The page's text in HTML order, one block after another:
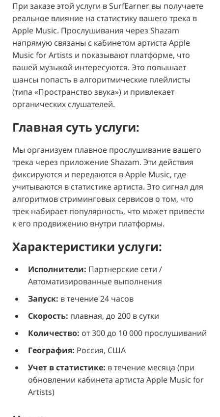
При заказе этой услуги в SurfEarner вы получаете
реальное влияние на статистику вашего трека в
Apple Music. Прослушивания через Shazam
напрямую связаны с кабинетом артиста Apple
Music for Artists и показывают платформе, что
вашей музыкой интересуются. Это повышает
шансы попасть в алгоритмические плейлисты
(типа «Пространство звука») и привлекает
органических слушателей.
Главная суть услуги:
Мы организуем плавное прослушивание вашего
трека через приложение Shazam. Эти действия
фиксируются и передаются в Apple Music, где
учитываются в статистике артиста. Это сигнал для
алгоритмов стриминговых сервисов о том, что
трек набирает популярность, что может привести
к его продвижению внутри платформы.
Характеристики услуги:
Исполнители: Партнерские сети /
Автоматизированные выполнения
Запуск: в течение 24 часов
Скорость: плавная, до 200 в сутки
Количество: от 300 до 10 000 прослушиваний
География: Россия, США
Учет в статистике: в течение месяца (при
обновлении кабинета артиста Apple Music for
Artists)